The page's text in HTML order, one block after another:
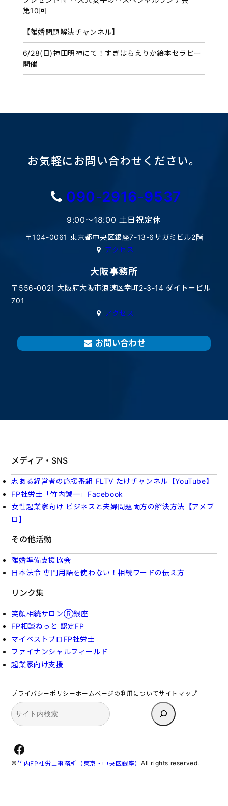
第10回
【離婚問題解決チャンネル】
6/28(日)神田明神にて！すぎはらえりか絵本セラピー
開催
お気軽にお問い合わせください。
090-2916-9537
9:00〜18:00 土日祝定休
〒104-0061 東京都中央区銀座7-13-6サガミビル2階
アクセス
大阪事務所
〒556-0021 大阪府大阪市浪速区幸町2-3-14 ダイトービル
701
アクセス
お問い合わせ
メディア・SNS
志ある経営者の応援番組 FLTV たけチャンネル【YouTube】
FP社労士「竹内誠一」Facebook
女性起業家向け ビジネスと夫婦問題両方の解決方法【アメブ
ロ】
その他活動
離婚準備支援協会
日本法令 専門用語を使わない！相続ワードの伝え方
リンク集
笑顔相続サロンⓇ銀座
FP相談ねっと 認定FP
マイベストプロFP社労士
ファイナンシャルフィールド
起業家向け支援
プライバシーポリシーホームページの利用についてサイトマップ
検
索
Facebook
©竹内FP社労士事務所（東京・中央区銀座）All rights reserved.